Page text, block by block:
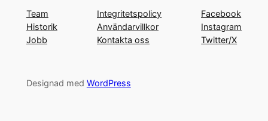
Team
Historik
Jobb
Integritetspolicy
Användarvillkor
Kontakta oss
Facebook
Instagram
Twitter/X
Designad med WordPress